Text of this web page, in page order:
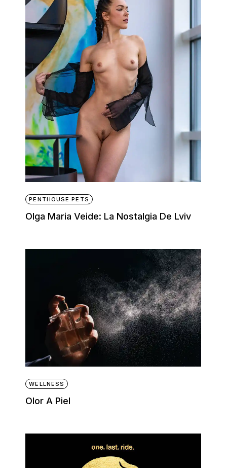
PENTHOUSE PETS
Olga Maria Veide: La Nostalgia De Lviv
WELLNESS
Olor A Piel